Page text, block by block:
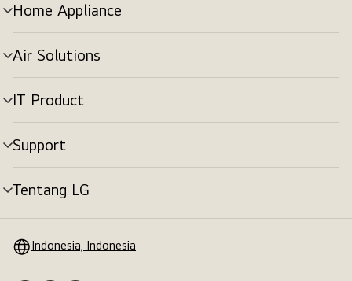
Home Appliance
tombol
menu
Air Solutions
tombol
menu
IT Product
tombol
menu
Support
tombol
menu
Tentang LG
tombol
Indonesia, Indonesia